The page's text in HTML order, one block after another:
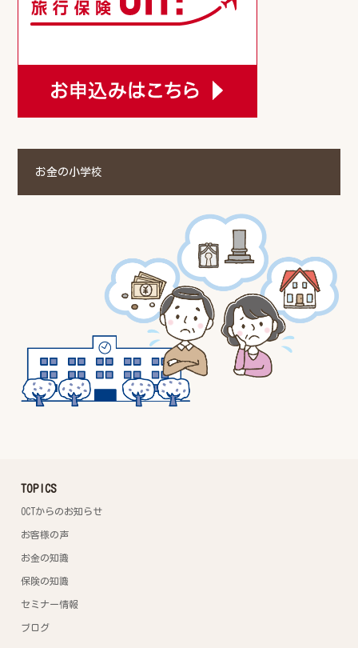
お金の小学校
TOPICS
OCTからのお知らせ
お客様の声
お金の知識
保険の知識
セミナー情報
ブログ